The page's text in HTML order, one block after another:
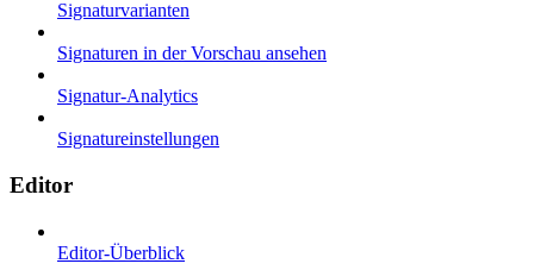
Signaturvarianten
Signaturen in der Vorschau ansehen
Signatur-Analytics
Signatureinstellungen
Editor
Editor-Überblick